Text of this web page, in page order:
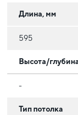
Длина, мм
595
Высота/
-
Тип потолка